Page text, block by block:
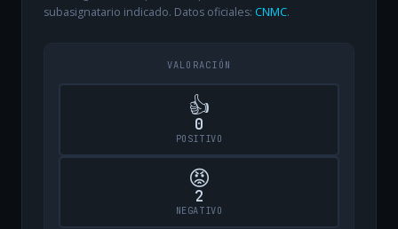
subasignatario indicado. Datos oficiales: CNMC.
VALORACIÓN
👍
0
POSITIVO
😡
2
NEGATIVO